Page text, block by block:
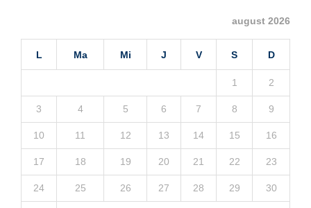
august 2026
L Ma Mi J V S D
1 2
3 4 5 6 7 8 9
10 11 12 13 14 15 16
17 18 19 20 21 22 23
24 25 26 27 28 29 30